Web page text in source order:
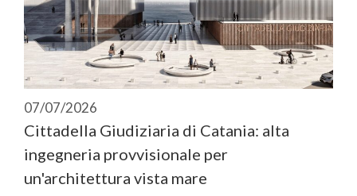
07/07/2026
Cittadella Giudiziaria di Catania: alta
ingegneria provvisionale per
un'architettura vista mare